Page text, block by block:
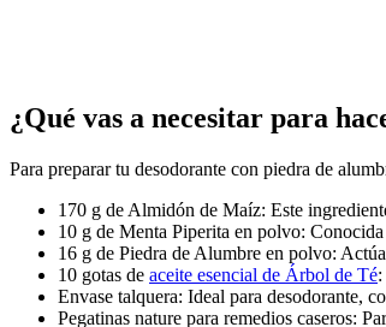
¿Qué vas a necesitar para
Para preparar tu desodorante con piedra de
170 g de Almidón de Maíz: Este
10 g de Menta Piperita en polvo:
16 g de Piedra de Alumbre en polvo:
10 gotas de aceite esencial de Árbol de Té
Envase talquera: Ideal para desodorante,
Pegatinas nature para remedios caseros: